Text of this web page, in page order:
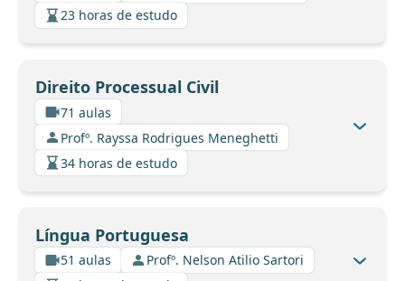
23 horas de estudo
Direito Processual Civil
71 aulas
Profº. Rayssa Rodrigues Meneghetti
34 horas de estudo
Língua Portuguesa
51 aulas
Profº. Nelson Atilio Sartori